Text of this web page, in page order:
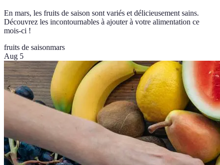
En mars, les fruits de saison sont variés et délicieusement sains.
Découvrez les incontournables à ajouter à votre alimentation ce
mois-ci !
fruits de saisonmars
Aug 5